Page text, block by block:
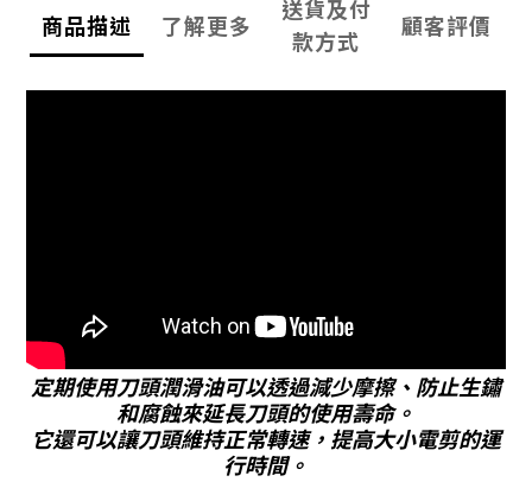
商品描述 了解更多
送貨及付
款方式
顧客評價
定期使用刀頭潤滑油可以透過減少摩擦、防止生鏽
和腐蝕來延長刀頭的使用壽命。
它還可以讓刀頭維持正常轉速，提高大小電剪的運
行時間。